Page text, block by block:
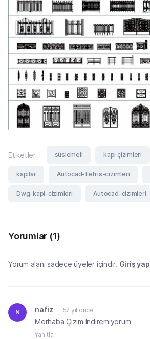
Etiketler süslemeli kapı çizimleri
kapılar Autocad-tefris-cizimleri
Dwg-kapi-cizimleri Autocad-cizimleri
Yorumlar (1)
Yorum alanı sadece üyeler içindir. Giriş yap
N nafiz 57 yıl önce
Merhaba Çizim İndiremiyorum
Yanıtla